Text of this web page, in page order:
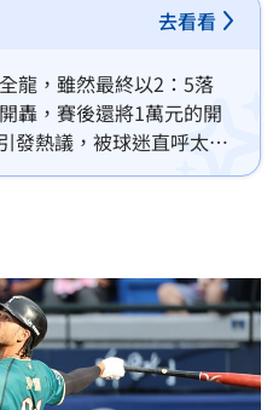
去看看
龍，雖然最終以2：5落
轟，賽後還將1萬元的開
發熱議，被球迷直呼太暖
的原因，自曝完全是臨時